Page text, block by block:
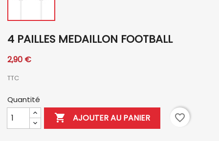
4 PAILLES MEDAILLON FOOTBALL
2,90 €
TTC
Quantité
 AJOUTER AU PANIER favorite_border